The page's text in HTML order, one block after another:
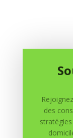
0
Soumettre
Votre adresse
obligatoires
des